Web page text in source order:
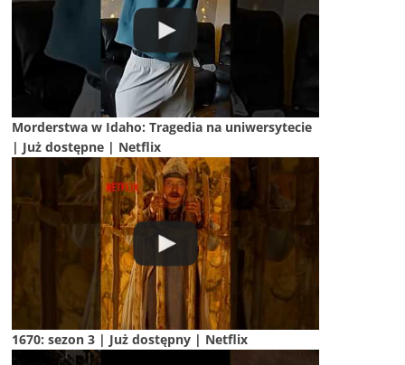
Morderstwa w Idaho: Tragedia na uniwersytecie
| Już dostępne | Netflix
1670: sezon 3 | Już dostępny | Netflix